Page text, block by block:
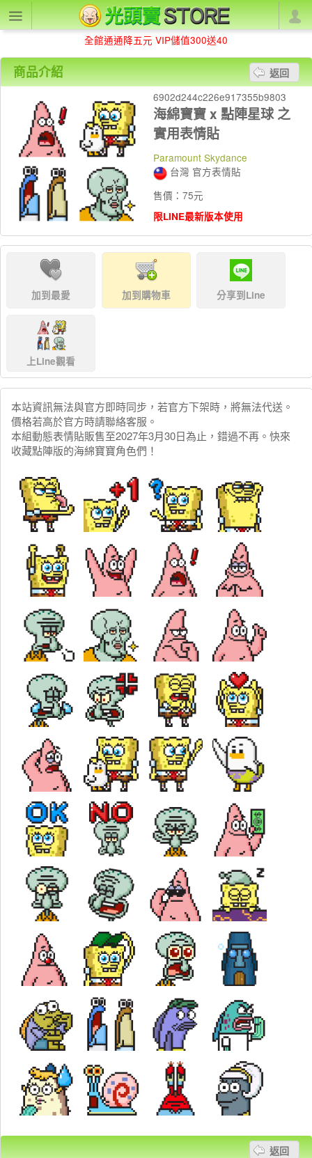
全館通通降五元 VIP儲值300送40
商品介紹
返回
6902d244c226e917355b9803
海綿寶寶 x 點陣星球 之
實用表情貼
Paramount Skydance
台灣 官方表情貼
售價：75元
限LINE最新版本使用
加到最愛 加到購物車 分享到Line
上Line觀看
本站資訊無法與官方即時同步，若官方下架時，將無法代送。
價格若高於官方時請聯絡客服。
本組動態表情貼販售至2027年3月30日為止，錯過不再。快來
收藏點陣版的海綿寶寶角色們！
返回